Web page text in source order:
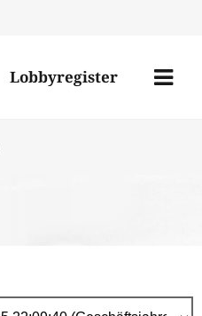
Lobbyregister
Menü